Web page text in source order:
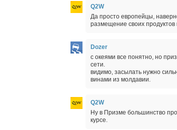
Q2W
Да просто европейцы,
размещение своих продуктов
Dozer
с океями все понятно, но
сети.
видимо, засылать нужно
винами из молдавии.
Q2W
Ну в Призме большинство
курсе.